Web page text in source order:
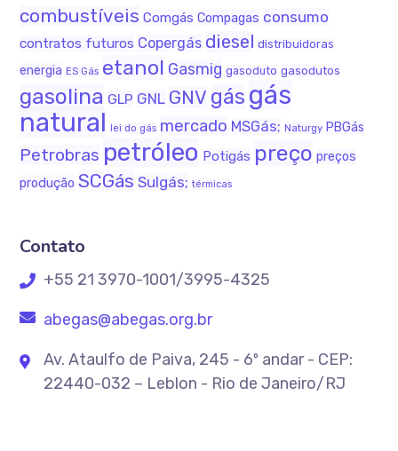
combustíveis Comgás Compagas consumo
contratos futuros Copergás diesel distribuidoras
energia ES Gás etanol Gasmig gasoduto gasodutos
gasolina GLP GNL GNV gás gás
natural lei do gás mercado MSGás; Naturgy PBGás
Petrobras petróleo Potigás preço preços
produção SCGás Sulgás; térmicas
Contato
+55 21 3970-1001/3995-4325
abegas@abegas.org.br
Av. Ataulfo de Paiva, 245 - 6º andar - CEP:
22440-032 – Leblon - Rio de Janeiro/RJ